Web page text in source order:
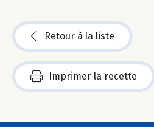
Retour à la liste
Imprimer la recette